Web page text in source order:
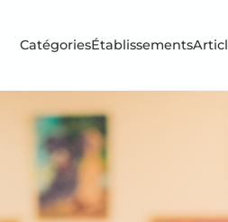
CatégoriesÉtablissements